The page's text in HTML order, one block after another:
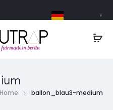
Home ballon_blau3-medium
▼